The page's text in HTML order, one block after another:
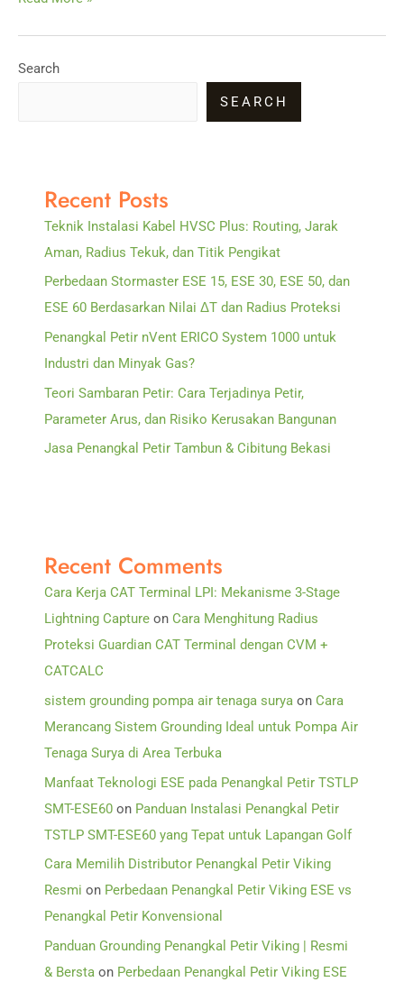
Penangkal
Petir
Search
SEARCH
Recent Posts
Teknik Instalasi Kabel HVSC Plus: Routing, Jarak
Aman, Radius Tekuk, dan Titik Pengikat
Perbedaan Stormaster ESE 15, ESE 30, ESE 50, dan
ESE 60 Berdasarkan Nilai ΔT dan Radius Proteksi
Penangkal Petir nVent ERICO System 1000 untuk
Industri dan Minyak Gas?
Teori Sambaran Petir: Cara Terjadinya Petir,
Parameter Arus, dan Risiko Kerusakan Bangunan
Jasa Penangkal Petir Tambun & Cibitung Bekasi
Recent Comments
Cara Kerja CAT Terminal LPI: Mekanisme 3-Stage
Lightning Capture on Cara Menghitung Radius
Proteksi Guardian CAT Terminal dengan CVM +
CATCALC
sistem grounding pompa air tenaga surya on Cara
Merancang Sistem Grounding Ideal untuk Pompa Air
Tenaga Surya di Area Terbuka
Manfaat Teknologi ESE pada Penangkal Petir TSTLP
SMT-ESE60 on Panduan Instalasi Penangkal Petir
TSTLP SMT-ESE60 yang Tepat untuk Lapangan Golf
Cara Memilih Distributor Penangkal Petir Viking
Resmi on Perbedaan Penangkal Petir Viking ESE vs
Penangkal Petir Konvensional
Panduan Grounding Penangkal Petir Viking | Resmi
& Bersta on Perbedaan Penangkal Petir Viking ESE